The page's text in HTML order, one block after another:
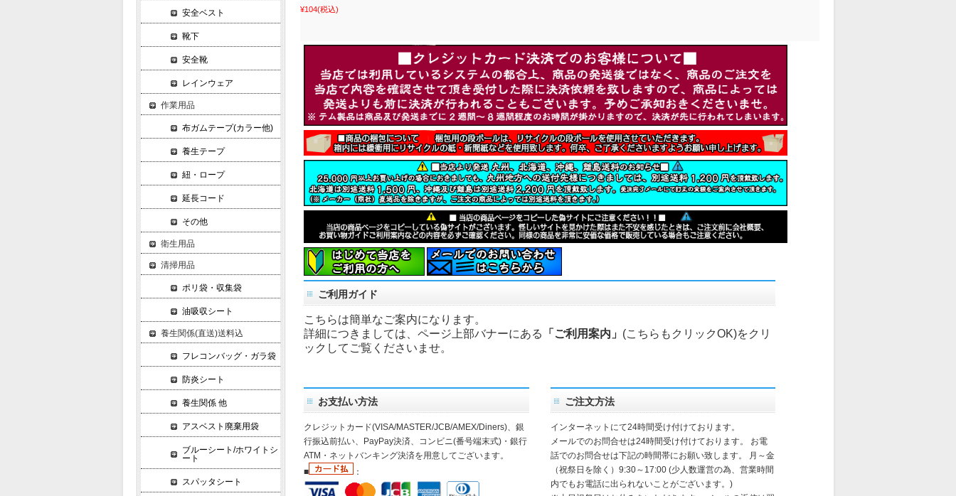
¥104(税込)
ご利用ガイド
こちらは簡単なご案内になります。
詳細につきましては、ページ上部バナーにある
「ご利用案内」 (こちらもクリックOK)をクリ
ックしてご覧くださいませ。
お支払い方法
クレジットカード(VISA/MASTER/JCB/AMEX/Diners)、銀
行振込前払い、PayPay決済、コンビニ(番号端末式)・銀行
ATM・ネットバンキング決済を用意してございます。
■
：
ご注文方法
インターネットにて24時間受け付けております。
メールでのお問合せは24時間受け付けております。 お電
話でのお問合せは下記の時間帯にお願い致します。 月～金
（祝祭日を除く）9:30～17:00 (少人数運営の為、営業時間
内でもお電話に出られないことがございます。)
安全ベスト
靴下
安全靴
レインウェア
作業用品
布ガムテープ(カラー他)
養生テープ
紐・ロープ
延長コード
その他
衛生用品
清掃用品
ポリ袋・収集袋
油吸収シート
養生関係(直送)送料込
フレコンバッグ・ガラ袋
防炎シート
養生関係 他
アスベスト廃棄用袋
ブルーシート/ホワイトシ
ート
スパッタシート